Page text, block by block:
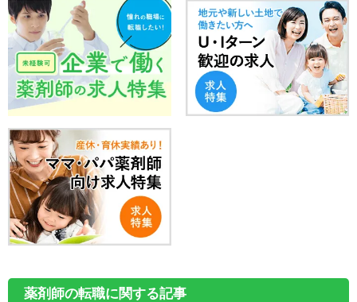
薬剤師の転職に関する記事